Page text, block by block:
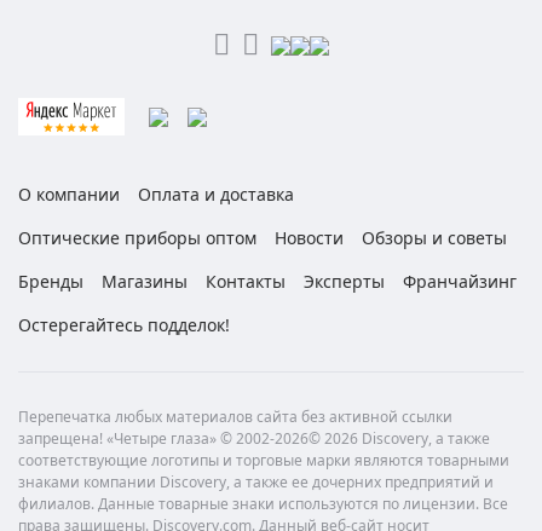
О компании
Оплата и доставка
Оптические приборы оптом
Новости
Обзоры и советы
Бренды
Магазины Контакты Эксперты
Франчайзинг
Остерегайтесь подделок!
Перепечатка любых материалов сайта без активной ссылки
запрещена! «Четыре глаза» © 2002-2026© 2026 Discovery, а также
соответствующие логотипы и торговые марки являются товарными
знаками компании Discovery, а также ее дочерних предприятий и
филиалов. Данные товарные знаки используются по лицензии. Все
права защищены. Discovery.com. Данный веб-сайт носит